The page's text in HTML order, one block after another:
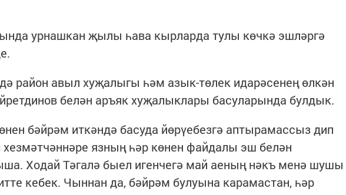
урнашкан җылы һава кырларда тулы көчкә эшләргә
район авыл хуҗалыгы һәм азык-төлек идарәсенең өлкән
белән аръяк хуҗалыклары басуларында булдык.
бәйрәм иткәндә басуда йөрүебезгә аптырамассыз дип
язның һәр көнен файдалы эш белән
Ходай Тәгалә быел игенчегә май аеның нәкъ менә шушы
кебек. Чыннан да, бәйрәм булуына карамастан, һәр